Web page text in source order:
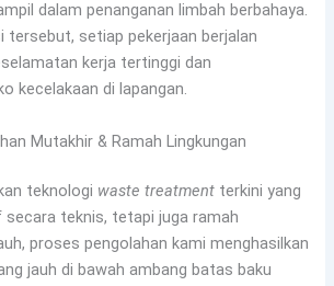
dalam penanganan limbah berbahaya.
tersebut, setiap pekerjaan berjalan
kerja tertinggi dan
kecelakaan di lapangan.
Mutakhir & Ramah Lingkungan
teknologi waste treatment terkini yang
teknis, tetapi juga ramah
proses pengolahan kami menghasilkan
jauh di bawah ambang batas baku